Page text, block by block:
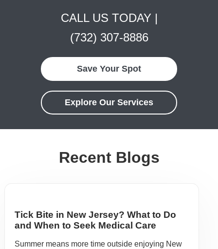
CALL US TODAY |
(732) 307-8886
Save Your Spot
Explore Our Services
Recent Blogs
Tick Bite in New Jersey? What to Do
and When to Seek Medical Care
Summer means more time outside enjoying New